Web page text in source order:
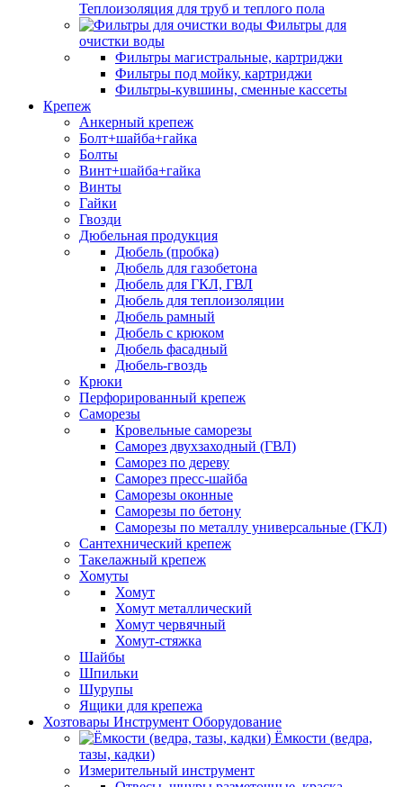
Теплоизоляция для труб и теплого пола
Фильтры для
очистки воды
Фильтры магистральные, картриджи
Фильтры под мойку, картриджи
Фильтры-кувшины, сменные кассеты
Крепеж
Анкерный крепеж
Болт+шайба+гайка
Болты
Винт+шайба+гайка
Винты
Гайки
Гвозди
Дюбельная продукция
Дюбель (пробка)
Дюбель для газобетона
Дюбель для ГКЛ, ГВЛ
Дюбель для теплоизоляции
Дюбель рамный
Дюбель с крюком
Дюбель фасадный
Дюбель-гвоздь
Крюки
Перфорированный крепеж
Саморезы
Кровельные саморезы
Саморез двухзаходный (ГВЛ)
Саморез по дереву
Саморез пресс-шайба
Саморезы оконные
Саморезы по бетону
Саморезы по металлу универсальные (ГКЛ)
Сантехнический крепеж
Такелажный крепеж
Хомуты
Хомут
Хомут металлический
Хомут червячный
Хомут-стяжка
Шайбы
Шпильки
Шурупы
Ящики для крепежа
Хозтовары Инструмент Оборудование
Ёмкости (ведра,
тазы, кадки)
Измерительный инструмент